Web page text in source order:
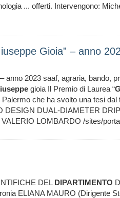
... offerti. Intervengono:
Gioia” – anno
anno 2023 saaf, agraria, bando,
gioia Il Premio di Laurea “
che ha svolto una tesi dal
DESIGN DUAL-DIAMETER
LOMBARDO /sites/
DEL DIPARTIMENTO
ELIANA MAURO (Dirigente